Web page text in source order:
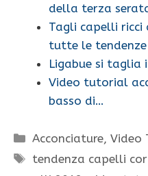
della terza
Tagli capelli ricci
tutte le tendenze
Ligabue si taglia
Video tutorial
basso di…
Categorie
Acconciature,Video
Tag
tendenza capelli